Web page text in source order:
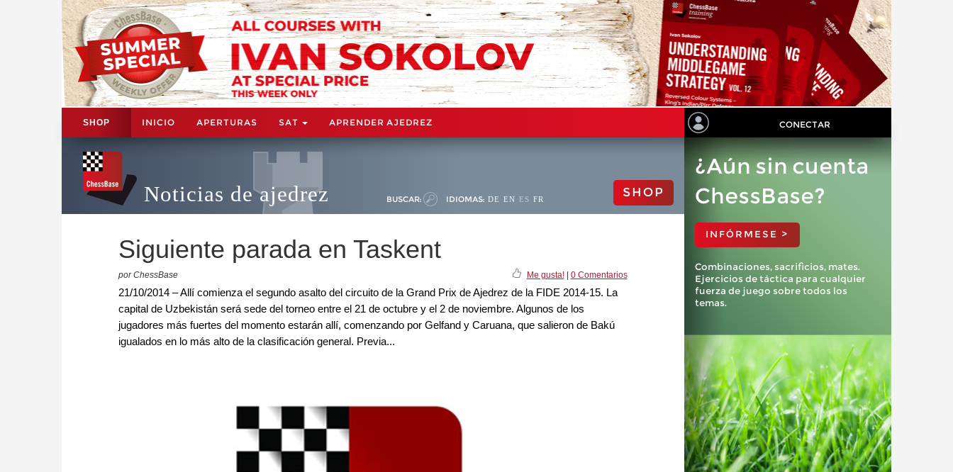
SHOP INICIO APERTURAS SAT APRENDER AJEDREZ CONECTAR
Noticias de ajedrez BUSCAR: IDIOMAS: DE EN ES FR SHOP
Siguiente parada en Taskent
por ChessBase Me gusta!| 0 Comentarios
21/10/2014 – Allí comienza el segundo asalto del circuito de la Grand Prix de Ajedrez de la FIDE 2014-15. La
capital de Uzbekistán será sede del torneo entre el 21 de octubre y el 2 de noviembre. Algunos de los
jugadores más fuertes del momento estarán allí, comenzando por Gelfand y Caruana, que salieron de Bakú
igualados en lo más alto de la clasificación general. Previa...
¿Aún sin cuenta
ChessBase?
INFÓRMESE >
Combinaciones, sacrificios, mates.
Ejercicios de táctica para cualquier
fuerza de juego sobre todos los
temas.